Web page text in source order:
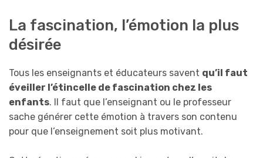
La fascination, l’émotion la plus
désirée
Tous les enseignants et éducateurs savent qu’il faut
éveiller l’étincelle de fascination chez les
enfants. Il faut que l’enseignant ou le professeur
sache générer cette émotion à travers son contenu
pour que l’enseignement soit plus motivant.